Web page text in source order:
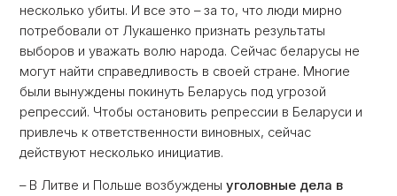
несколько убиты. И все это – за то, что люди мирно
потребовали от Лукашенко признать результаты
выборов и уважать волю народа. Сейчас беларусы не
могут найти справедливость в своей стране. Многие
были вынуждены покинуть Беларусь под угрозой
репрессий. Чтобы остановить репрессии в Беларуси и
привлечь к ответственности виновных, сейчас
действуют несколько инициатив.
– В Литве и Польше возбужденыуголовные дела в